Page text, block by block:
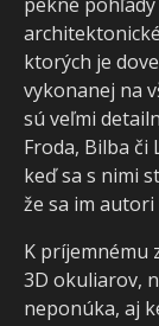
ktorých je
vykonanej na
sú veľmi
Froda, Bilba či
keď sa s nimi
že sa im
K príjemnému
3D okuliarov,
neponúka, aj